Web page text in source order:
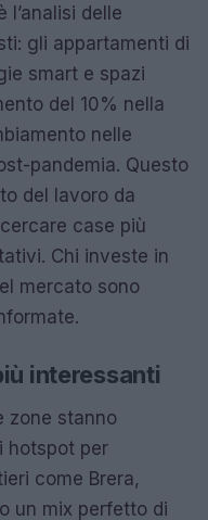
l’analisi delle
gli appartamenti di
smart e spazi
del 10% nella
nelle
pandemia. Questo
del lavoro da
case più
Chi investe in
mercato sono
interessanti
zone stanno
hotspot per
come Brera,
un mix perfetto di